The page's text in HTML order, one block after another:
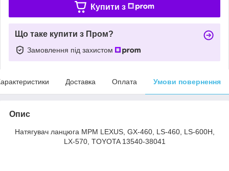
Купити з
Що таке купити з Пром?
Замовлення під захистом
Доставка Оплата Умови повернення
Опис
Натягувач ланцюга MPМ LEXUS, GX-460, LS-460, LS-600H,
LX-570, TOYOTA 13540-38041